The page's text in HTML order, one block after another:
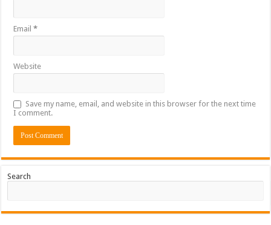
Email*
Website
Save my name, email, and website in this browser for the next time
I comment.
Search